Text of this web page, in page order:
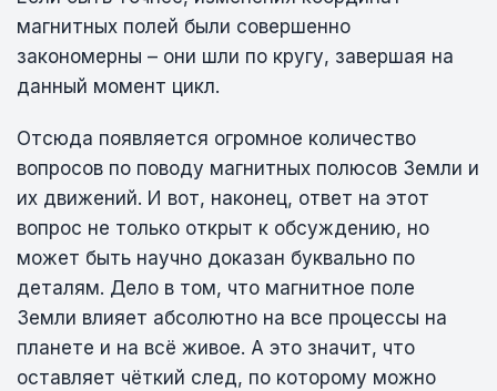
магнитных полей были совершенно
закономерны – они шли по кругу, завершая на
данный момент цикл.
Отсюда появляется огромное количество
вопросов по поводу магнитных полюсов Земли и
их движений. И вот, наконец, ответ на этот
вопрос не только открыт к обсуждению, но
может быть научно доказан буквально по
деталям. Дело в том, что магнитное поле
Земли влияет абсолютно на все процессы на
планете и на всё живое. А это значит, что
оставляет чёткий след, по которому можно